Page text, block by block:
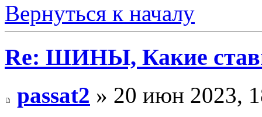
Вернуться к началу
Re: ШИНЫ, Какие
passat2 » 20 июн 2023,